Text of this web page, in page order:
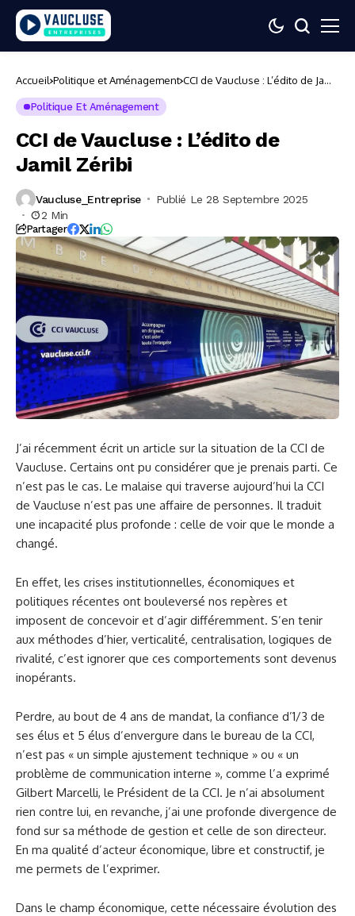
Accueil Politique et Aménagement CCI de Vaucluse : L’édito de Jamil
Politique Et Aménagement
CCI de Vaucluse : L’édito de
Jamil Zéribi
Vaucluse_Entreprise
Publié Le 28 Septembre 2025
2 Min
Partager
J’ai récemment écrit un article sur la situation de la CCI de
Vaucluse. Certains ont pu considérer que je prenais parti. Ce
n’est pas le cas. Le malaise qui traverse aujourd’hui la CCI
de Vaucluse n’est pas une affaire de personnes. Il traduit
une incapacité plus profonde : celle de voir que le monde a
changé.
En effet, les crises institutionnelles, économiques et
politiques récentes ont bouleversé nos repères et
imposent de concevoir et d’agir différemment. S’en tenir
aux méthodes d’hier, verticalité, centralisation, logiques de
rivalité, c’est ignorer que ces comportements sont devenus
inopérants.
Perdre, au bout de 4 ans de mandat, la confiance d’1/3 de
ses élus et 5 élus d’envergure dans le bureau de la CCI,
n’est pas « un simple ajustement technique » ou « un
problème de communication interne », comme l’a exprimé
Gilbert Marcelli, le Président de la CCI. Je n’ai absolument
rien contre lui, en revanche, j’ai une profonde divergence de
fond sur sa méthode de gestion et celle de son directeur.
En ma qualité d’acteur économique, libre et constructif, je
me permets de l’exprimer.
Dans le champ économique, cette nécessaire évolution des